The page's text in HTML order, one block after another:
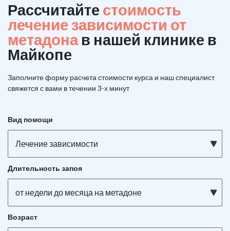
Рассчитайте стоимость
лечение зависимости от
метадона в нашей клинике в
Майкопе
Заполните форму расчета стоимости курса и наш специалист
свяжется с вами в течении 3-х минут
Вид помощи
Лечение зависимости
Длительность запоя
от недели до месяца на метадоне
Возраст